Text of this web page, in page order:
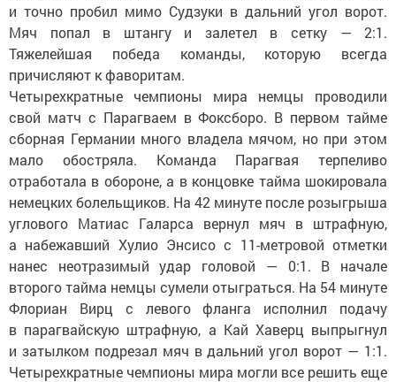
и точно пробил мимо Судзуки в дальний угол ворот.
Мяч попал в
штангу и залетел в сетку — 2:1.
Тяжелейшая победа команды, которую всегда
причисляют кфаворитам.
Четырехкратные чемпионы мира немцы проводили
свой матч с Парагваем в Фоксборо. В первом тайме
сборная Германии много владела мячом, но при этом
мало обостряла. Команда Парагвая терпеливо
отработала в обороне, а в концовке тайма шокировала
немецких болельщиков. На 42 минуте после розыгрыша
углового Матиас Галарса вернул мяч в штрафную,
а набежавший Хулио Энсисо с 11-метровой отметки
нанес неотразимый удар головой
— 0:1. В
начале
второго тайма немцы сумели отыграться. На 54 минуте
Флориан Вирц с
левого фланга исполнил подачу
в парагвайскую штрафную, а Кай Хаверц выпрыгнул
и затылком подрезал мяч в дальний угол ворот — 1:1.
Четырехкратные чемпионы мира могли все решить еще